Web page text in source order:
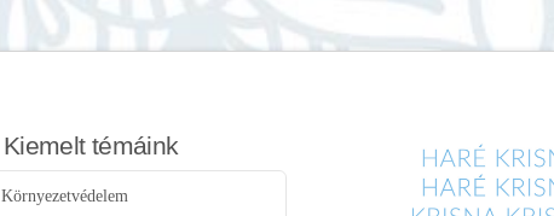
Kiemelt témáink
Környezetvédelem